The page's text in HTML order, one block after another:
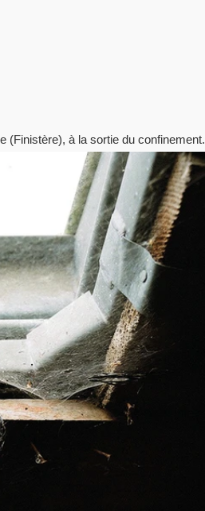
(Finistère), à la sortie du confinement.